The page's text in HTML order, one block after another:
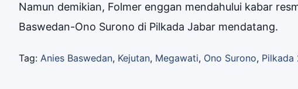
Namun demikian, Folmer enggan mendahului kabar
Baswedan-Ono Surono di Pilkada Jabar mendatang.
Tag: Anies Baswedan, Kejutan, Megawati, Ono Surono, Pilkada